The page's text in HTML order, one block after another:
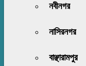
নবীনগর
নাসিরনগর
বাঞ্ছারামপুর